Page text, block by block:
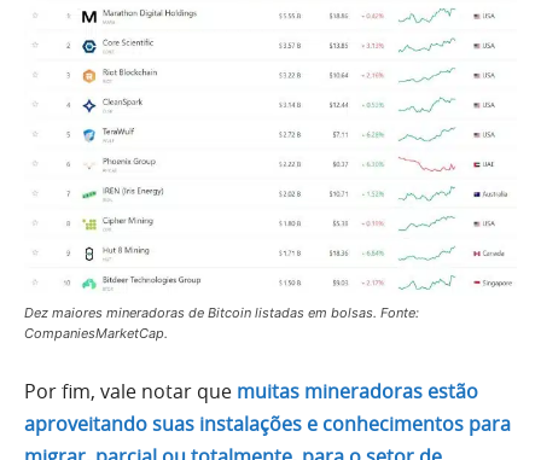
Dez maiores mineradoras de Bitcoin listadas em bolsas. Fonte:
CompaniesMarketCap.
Por fim, vale notar que muitas mineradoras estão
aproveitando suas instalações e conhecimentos para